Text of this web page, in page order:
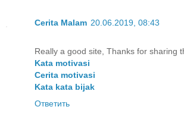
Cerita Malam 20.06.2019, 08:43
Really a good site, Thanks for sharing
Kata motivasi
Cerita motivasi
Kata kata bijak
Ответить